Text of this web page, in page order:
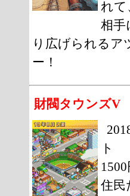
れて
相手
り広げられるア
ー！
財閥タウンズV
ト
1500
住民